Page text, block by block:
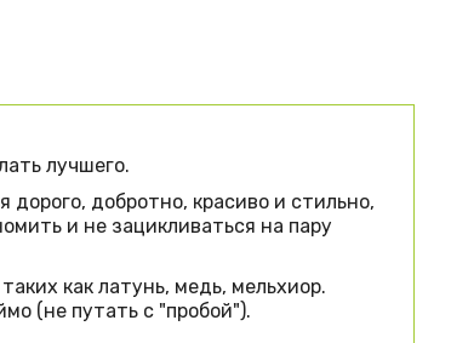
лучшего.
добротно, красиво и стильно,
и не зацикливаться на пару
как латунь, медь, мельхиор.
(не путать с "пробой").